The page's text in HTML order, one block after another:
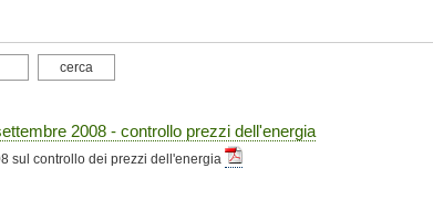
2008 - controllo prezzi dell'energia
sul controllo dei prezzi dell'energia